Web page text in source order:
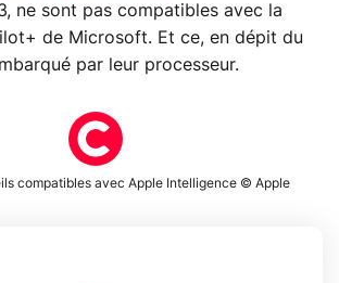
ne sont pas compatibles avec la
de Microsoft. Et ce, en dépit du
par leur processeur.
compatibles avec Apple Intelligence © Apple